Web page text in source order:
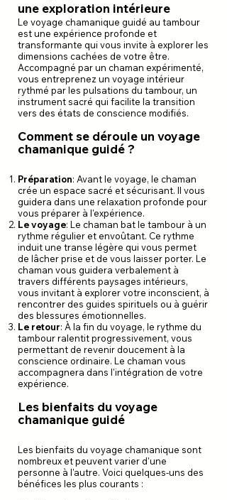
une exploration intérieure
Le voyage chamanique guidé au tambour
est une expérience profonde et
transformante qui vous invite à explorer les
dimensions cachées de votre être.
Accompagné par un chaman expérimenté,
vous entreprenez un voyage intérieur
rythmé par les pulsations du tambour, un
instrument sacré qui facilite la transition
vers des états de conscience modifiés.
Comment se déroule un voyage
chamanique guidé ?
Préparation: Avant le voyage, le chaman
crée un espace sacré et sécurisant. Il vous
guidera dans une relaxation profonde pour
vous préparer à l'expérience.
Le voyage: Le chaman bat le tambour à un
rythme régulier et envoûtant. Ce rythme
induit une transe légère qui vous permet
de lâcher prise et de vous laisser porter. Le
chaman vous guidera verbalement à
travers différents paysages intérieurs,
vous invitant à explorer votre inconscient, à
rencontrer des guides spirituels ou à guérir
des blessures émotionnelles.
Le retour: À la fin du voyage, le rythme du
tambour ralentit progressivement, vous
permettant de revenir doucement à la
conscience ordinaire. Le chaman vous
accompagnera dans l'intégration de votre
expérience.
Les bienfaits du voyage
chamanique guidé
Les bienfaits du voyage chamanique sont
nombreux et peuvent varier d'une
personne à l'autre. Voici quelques-uns des
bénéfices les plus courants :